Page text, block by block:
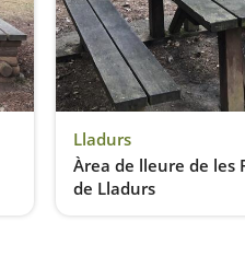
Lladurs
Àrea de lleure de les
de Lladurs